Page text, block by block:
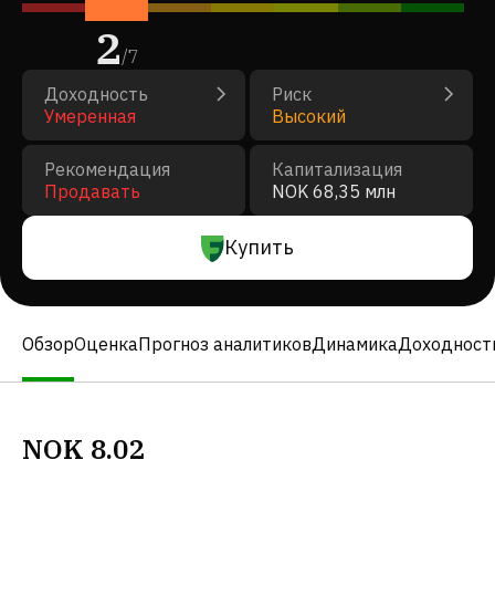
2/7
Доходность
Умеренная
Риск
Высокий
Рекомендация
Продавать
Капитализация
NOK 68,35 млн
Купить
ОбзорОценкаПрогноз аналитиковДинамика
NOK 8.02